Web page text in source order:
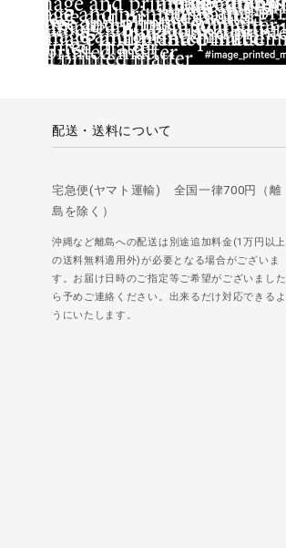
配送・送料について
宅急便(ヤマト運輸) 全国一律700円（離
島を除く）
沖縄など離島への配送は別途追加料金(1万円以上
の送料無料適用外)が必要となる場合がございま
す。お届け日時のご指定等ご希望がございました
ら予めご連絡ください。出来るだけ対応できるよ
うにいたします。